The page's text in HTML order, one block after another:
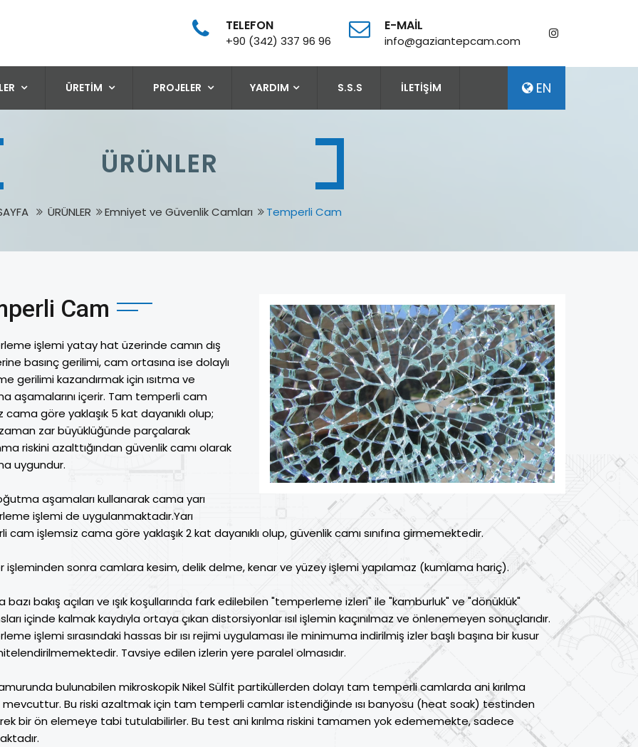
TELEFON
+90 (342) 337 96 96
E-MAIL
info@gaziantepcam.com
EN
ÜRETİM PROJELER YARDIM S.S.S İLETİŞİM
ÜRÜNLER
ÜRÜNLER Emniyet ve Güvenlik Camları Temperli Cam
Cam
işlemi yatay hat üzerinde camın dış
basınç gerilimi, cam ortasına ise dolaylı
gerilimi kazandırmak için ısıtma ve
aşamalarını içerir. Tam temperli cam
cama göre yaklaşık 5 kat dayanıklı olup;
zaman zar büyüklüğünde parçalarak
riskini azalttığından güvenlik camı olarak
uygundur.
aşamaları kullanarak cama yarı
işlemi de uygulanmaktadır.Yarı
cam işlemsiz cama göre yaklaşık 2 kat dayanıklı olup, güvenlik camı sınıfına girmemektedir.
işleminden sonra camlara kesim, delik delme, kenar ve yüzey işlemi yapılamaz (kumlama hariç).
bazı bakış açıları ve ışık koşullarında fark edilebilen "temperleme izleri" ile "kamburluk" ve "dönüklük"
içinde kalmak kaydıyla ortaya çıkan distorsiyonlar ısıl işlemin kaçınılmaz ve önlenemeyen sonuçlarıdır.
işlemi sırasındaki hassas bir ısı rejimi uygulaması ile minimuma indirilmiş izler başlı başına bir kusur
Tavsiye edilen izlerin yere paralel olmasıdır.
bulunabilen mikroskopik Nikel Sülfit partiküllerden dolayı tam temperli camlarda ani kırılma
mevcuttur. Bu riski azaltmak için tam temperli camlar istendiğinde ısı banyosu (heat soak) testinden
bir ön elemeye tabi tutulabilirler. Bu test ani kırılma riskini tamamen yok edememekte, sadece